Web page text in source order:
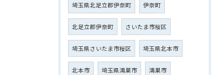
埼玉県北足立郡伊奈町 伊奈町
北足立郡伊奈町 さいたま市桜区
埼玉県さいたま市桜区 埼玉県北本市
北本市 埼玉県鴻巣市 鴻巣市